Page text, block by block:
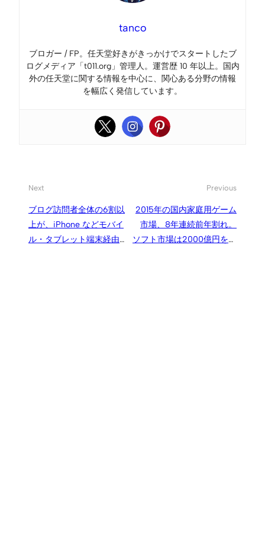
tanco
ブロガー / FP。任天堂好きがきっかけでスタートしたブ
ログメディア「t011.org」管理人。運営歴 10 年以上。国内
外の任天堂に関する情報を中心に、関心ある分野の情報
を幅広く発信しています。
Next
ブログ訪問者全体の6割以
上が、iPhone などモバイ
ル・タブレット端末経由で
Previous
2015年の国内家庭用ゲーム
市場、8年連続前年割れ。
ソフト市場は2000億円を下